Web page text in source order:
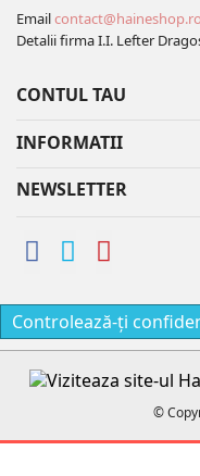
Emailcontact@haineshop.ro
Detalii firma I.I. Lefter
CONTUL TAU
INFORMATII
NEWSLETTER
Controlează-ți
©